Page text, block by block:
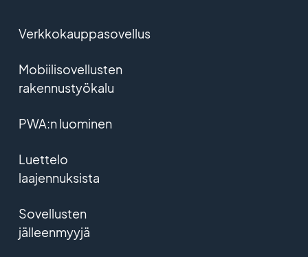
Verkkokauppasovellus
Mobiilisovellusten
rakennustyökalu
PWA:n luominen
Luettelo
laajennuksista
Sovellusten
jälleenmyyjä